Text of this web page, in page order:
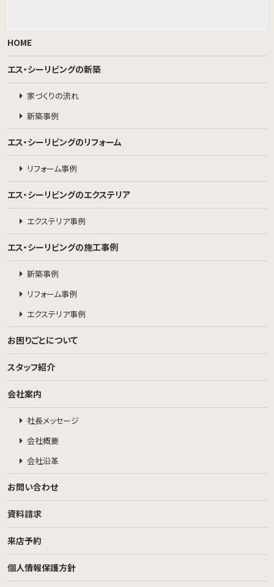
HOME
エス・シーリビングの新築
家づくりの流れ
新築事例
エス・シーリビングのリフォーム
リフォーム事例
エス・シーリビングのエクステリア
エクステリア事例
エス・シーリビングの施工事例
新築事例
リフォーム事例
エクステリア事例
お困りごとについて
スタッフ紹介
会社案内
社長メッセージ
会社概要
会社沿革
お問い合わせ
資料請求
来店予約
個人情報保護方針